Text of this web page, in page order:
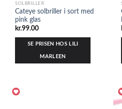
SOLBRILLER
Cateye solbriller i sort med
pink glas
kr.99.00
SE PRISEN HOS LILI
MARLEEN